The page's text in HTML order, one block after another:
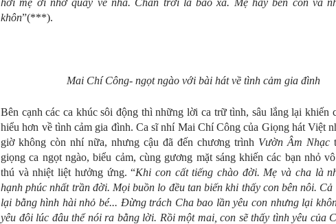
hỡi mẹ ơi nhớ quay về nhà. Chân trời là bao xa. Mẹ hãy bên con và
khôn”(***).
Mai Chí Công- ngọt ngào với bài hát về tình cảm gia đình
Bên cạnh các ca khúc sôi động thì những lời ca trữ tình, sâu lắng lại khiến
hiểu hơn về tình cảm gia đình. Ca sĩ nhí Mai Chí Công của Giọng hát Việt
giờ không còn nhí nữa, nhưng cậu đã đến chương trình Vườn Âm Nhạc
giọng ca ngọt ngào, biểu cảm, cùng gương mặt sáng khiến các bạn nhỏ
thú và nhiệt liệt hưởng ứng. “Khi con cất tiếng chào đời. Mẹ và cha là
hạnh phúc nhất trần đời. Mọi buồn lo đều tan biến khi thấy con bên nôi.
lại bằng hình hài nhỏ bé... Đừng trách Cha bao lần yêu con nhưng lại
yêu đôi lúc đâu thể nói ra bằng lời. Rồi một mai, con sẽ thấy tình yêu của